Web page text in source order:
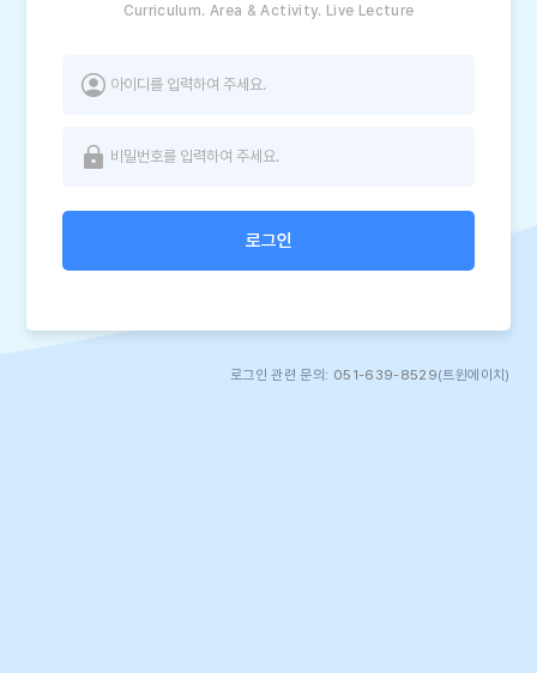
Curriculum. Area & Activity. Live Lecture
로그인
로그인 관련 문의: 051-639-8529(트윈에이치)